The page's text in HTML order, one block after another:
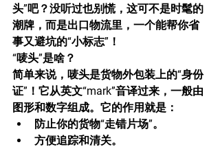
头”吧？没听过也别慌，这可不是时髦的
潮牌，而是出口物流里，一个能帮你省
事又避坑的“小标志”！
“唛头”是啥？
简单来说，唛头是货物外包装上的“身份
证”！它从英文“mark”音译过来，一般由
图形和数字组成。它的作用就是：
防止你的货物“走错片场”。
方便追踪和清关。